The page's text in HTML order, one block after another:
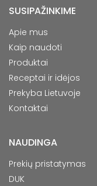
SUSIPAŽINKIME
Apie mus
Kaip naudoti
Produktai
Receptai ir idėjos
Prekyba Lietuvoje
Kontaktai
NAUDINGA
Prekių pristatymas
DUK